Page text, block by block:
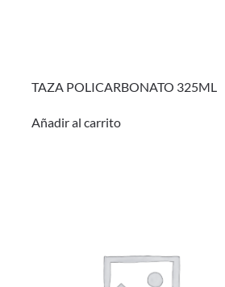
TAZA POLICARBONATO 325ML
Añadir al carrito